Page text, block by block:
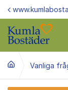
Hoppa till innehåll
Vanliga